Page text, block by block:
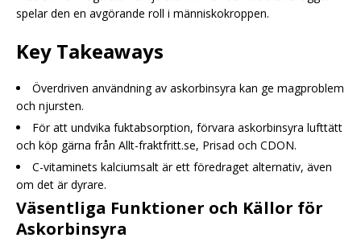
spelar den en avgörande roll i människokroppen.
Key Takeaways
Överdriven användning av askorbinsyra kan ge magproblem
och njursten.
För att undvika fuktabsorption, förvara askorbinsyra lufttätt
och köp gärna från Allt-fraktfritt.se, Prisad och CDON.
C-vitaminets kalciumsalt är ett föredraget alternativ, även
om det är dyrare.
Väsentliga Funktioner och Källor för
Askorbinsyra